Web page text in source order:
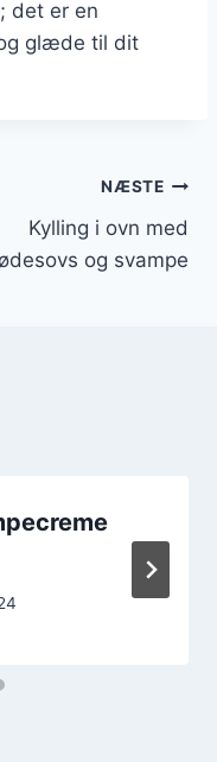
det er en
glæde til dit
NÆSTE
Kylling i ovn med
og svampe